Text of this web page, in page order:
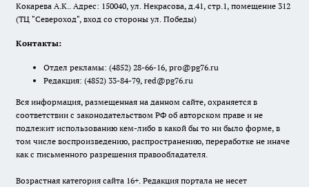
Кокарева А.К.. Адрес: 150040, ул. Некрасова, д.41, стр.1, помещение 312
(ТЦ "Североход", вход со стороны ул. Победы)
Контакты:
Отдел рекламы: (4852) 28-66-16, pro@pg76.ru
Редакция: (4852) 33-84-79, red@pg76.ru
Вся информация, размещенная на данном сайте, охраняется в
соответствии с законодательством РФ об авторском праве и не
подлежит использованию кем-либо в какой бы то ни было форме, в
том числе воспроизведению, распространению, переработке не иначе
как с письменного разрешения правообладателя.
Возрастная категория сайта 16+. Редакция портала не несет